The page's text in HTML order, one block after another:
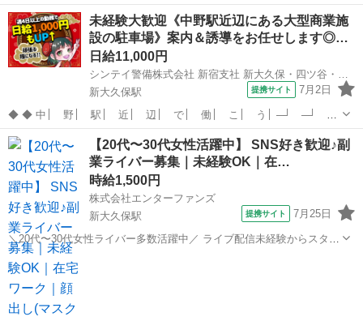
か？ お時間の相談可能です。5時から8時の3時間でもOKです。 毎日可
能ですが、ご希望の曜日（3回以上）ありましたら、 是非、ご連絡下
さい。
東京 新宿区 新大久保駅 その他 チラシ
未経験大歓迎《中野駅近辺にある大型商業施
設の駐車場》案内＆誘導をお任せします◎…
日給11,000円
シンテイ警備株式会社 新宿支社 新大久保・四ツ谷・大久保(東京)(20)エリア/A3203200140
新大久保駅
提携サイト 7月2日
◆ ◆ 中│ 野│ 駅│ 近│ 辺│ で│ 働│ こ│ う│ ─┘ ─┘
─┘ ─┘ ─┘ ─┘ ─┘ ─┘ ─┘ 採│ 用│ た│ だ│ い│ ま│
強│ 化│ 中│ ─┘ ─┘ ─┘ ─┘ ─┘ ─┘ ─┘ ─┘ ─...
東京 新大久保駅 警備員
【20代〜30代女性活躍中】 SNS好き歓迎♪副
業ライバー募集｜未経験OK｜在…
時給1,500円
株式会社エンターファンズ
新大久保駅
提携サイト 7月25日
＼20代〜30代女性ライバー多数活躍中／ ライブ配信未経験からスター
トした方がほとんど！ SNSやコミュニケーションが好きな方であれば
経験は問いません。 【所属特典】 ・専属マネージャーによるサポート
・未経験向け...
東京 新宿区